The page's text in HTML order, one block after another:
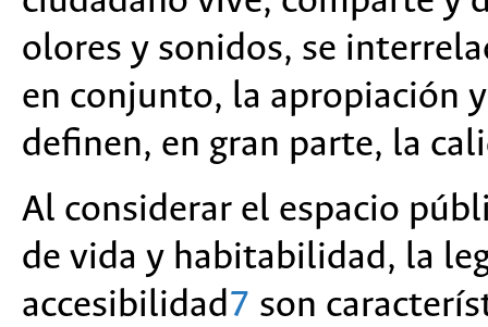
olores y sonidos, se
en conjunto, la apropiación
definen, en gran parte, la
Al considerar el espacio
de vida y habitabilidad, la
accesibilidad7 son